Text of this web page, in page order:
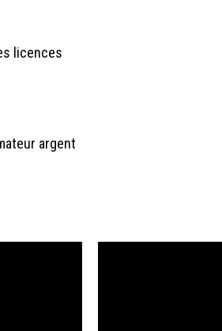
licences
argent